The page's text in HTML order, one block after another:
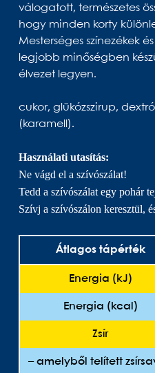
válogatott, természetes
hogy minden korty
Mesterséges színezékek
legjobb minőségben
élvezet legyen.
cukor, glükózszirup,
(karamell).
Használati utasítás:
Ne vágd el a szívószálat!
Tedd a szívószálat egy pohár
Szívj a szívószálon keresztül,
Átlagos tápérték
Energia (kJ)
Energia (kcal)
Zsír
– amelyből telített